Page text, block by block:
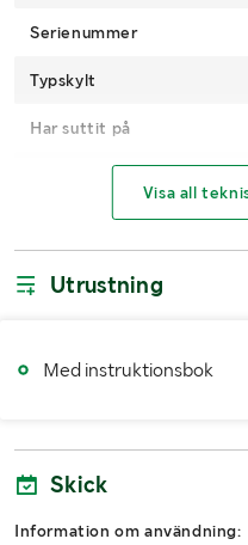
Serienummer
Typskylt
Har suttit på
1500
MÅTT OCH VIKT:
Visa all
Utrustning
Med instruktionsbok
Skick
Information om användning: